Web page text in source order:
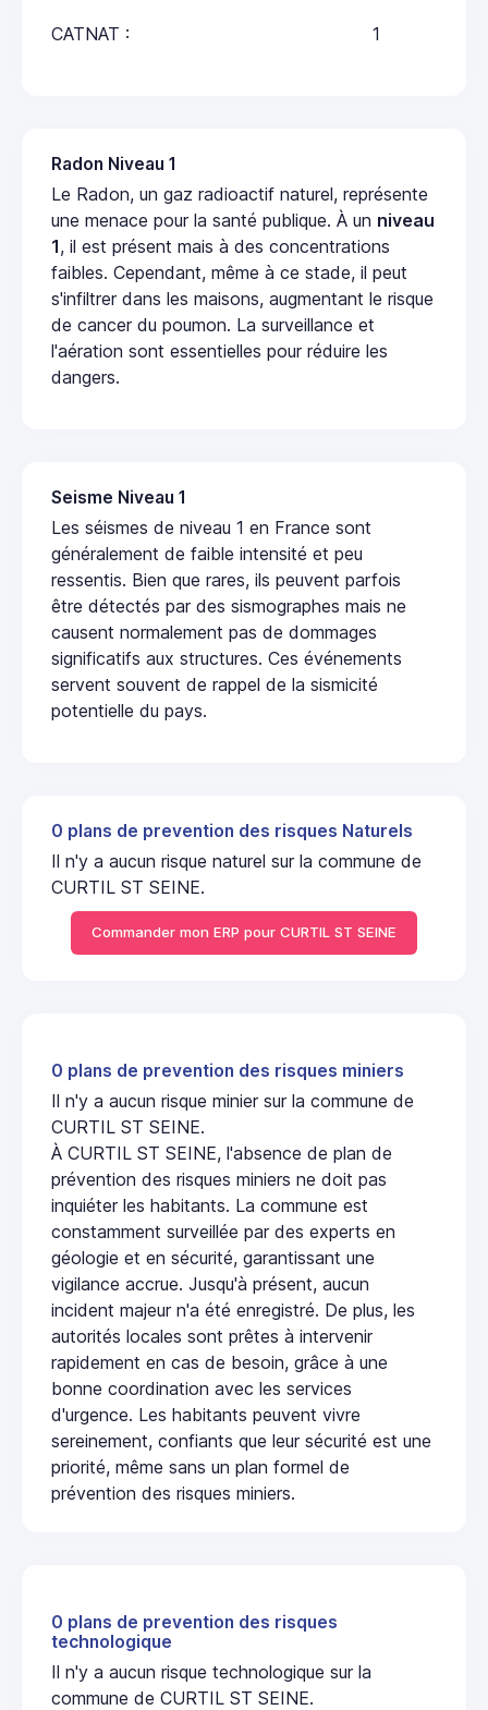
CATNAT : 1
Radon Niveau 1
Le Radon, un gaz radioactif naturel, représente
une menace pour la santé publique. À un niveau
1, il est présent mais à des concentrations
faibles. Cependant, même à ce stade, il peut
s'infiltrer dans les maisons, augmentant le risque
de cancer du poumon. La surveillance et
l'aération sont essentielles pour réduire les
dangers.
Seisme Niveau 1
Les séismes de niveau 1 en France sont
généralement de faible intensité et peu
ressentis. Bien que rares, ils peuvent parfois
être détectés par des sismographes mais ne
causent normalement pas de dommages
significatifs aux structures. Ces événements
servent souvent de rappel de la sismicité
potentielle du pays.
0 plans de prevention des risques Naturels
Il n'y a aucun risque naturel sur la commune de
CURTIL ST SEINE.
Commander mon ERP pour CURTIL ST SEINE
0 plans de prevention des risques miniers
Il n'y a aucun risque minier sur la commune de
CURTIL ST SEINE.
À CURTIL ST SEINE, l'absence de plan de
prévention des risques miniers ne doit pas
inquiéter les habitants. La commune est
constamment surveillée par des experts en
géologie et en sécurité, garantissant une
vigilance accrue. Jusqu'à présent, aucun
incident majeur n'a été enregistré. De plus, les
autorités locales sont prêtes à intervenir
rapidement en cas de besoin, grâce à une
bonne coordination avec les services
d'urgence. Les habitants peuvent vivre
sereinement, confiants que leur sécurité est une
priorité, même sans un plan formel de
prévention des risques miniers.
0 plans de prevention des risques
technologique
Il n'y a aucun risque technologique sur la
commune de CURTIL ST SEINE.